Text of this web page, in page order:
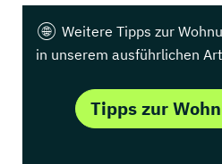
Weitere Tipps zur
in unserem ausführlichen
Tipps zur